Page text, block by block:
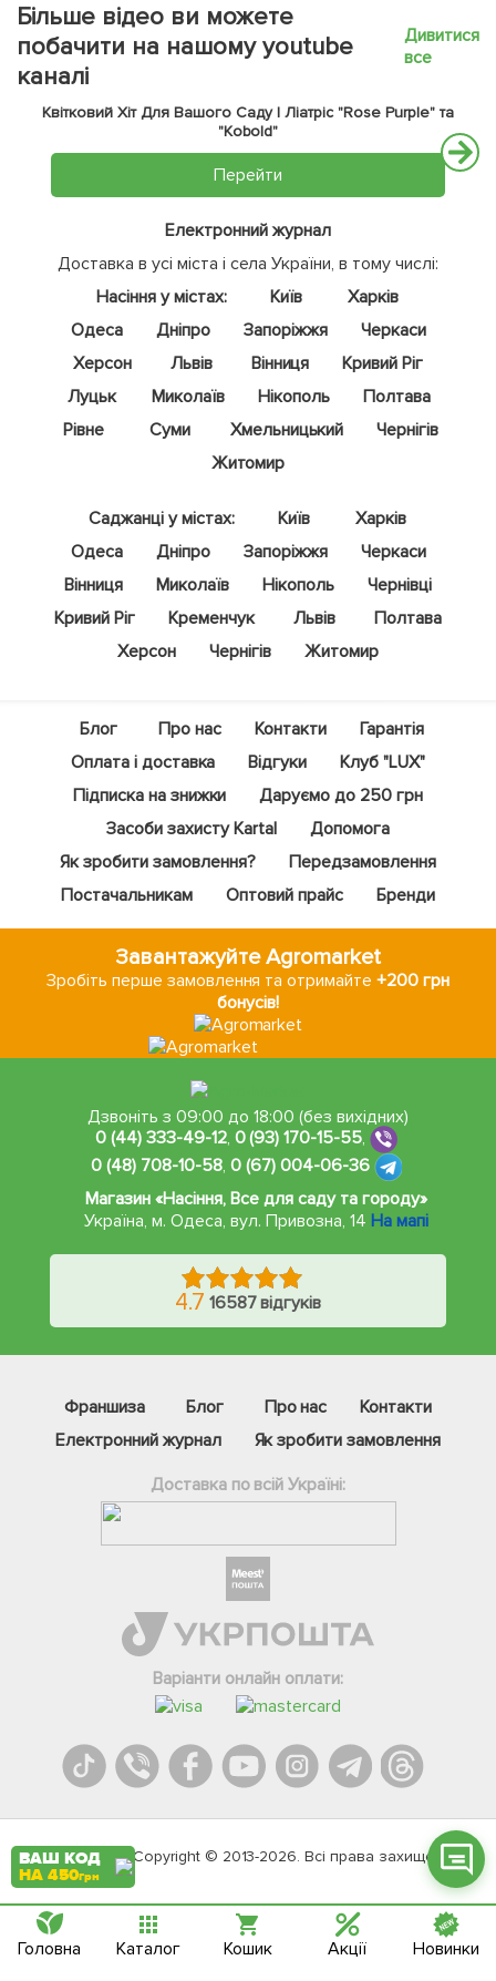
Більше відео ви можете
побачити на нашому youtube
каналі
Дивитися
все
Квітковий Хіт Для Вашого Саду | Ліатріс "Rose Purple" та
"Kobold"
Перейти
Електронний журнал
Доставка в усі міста і села України, в тому числі:
Насіння у містах:
Київ
Харків
Одеса
Дніпро Запоріжжя
Черкаси
Херсон
Львів Вінниця
Кривий Ріг
Луцьк
Миколаїв Нікополь
Полтава
Рівне
Суми Хмельницький
Чернігів
Житомир
Саджанці у містах: Київ
Харків
Одеса
Дніпро Запоріжжя
Черкаси
Вінниця
Миколаїв Нікополь
Чернівці
Кривий Ріг
Кременчук Львів
Полтава
Херсон
Чернігів Житомир
Блог Про нас Контакти
Гарантія
Оплата і доставка
Відгуки
Клуб "LUX"
Підписка на знижки
Даруємо до 250 грн
Засоби захисту Kartal
Допомога
Як зробити замовлення?
Передзамовлення
Постачальникам
Оптовий прайс Бренди
Завантажуйте Agromarket
Зробіть перше замовлення та отримайте+200 грн
бонусів!
Дзвоніть з 09:00 до 18:00 (без вихідних)
0 (44) 333-49-12, 0 (93) 170-15-55,
0 (48) 708-10-58, 0 (67) 004-06-36
Магазин «Насіння, Все для саду та городу»
Україна, м. Одеса,вул. Привозна, 14 На мапі
4.7 16587 відгуків
Франшиза Блог Про нас
Контакти
Електронний журнал
Як зробити замовлення
Доставка по всій Україні:
Варіанти онлайн оплати:
Agromarket.Copyright © 2013-2026. Всі права захищені
Телеграм
Вайбер
Онлайн чат
ВАШ КОД
НА 450грн
Головна Каталог Кошик Акції Новинки